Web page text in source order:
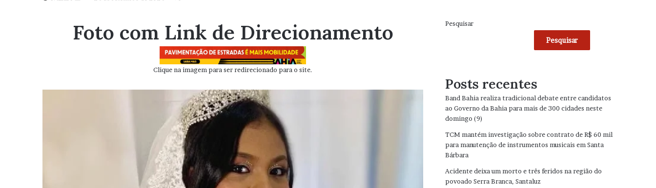
mail
Foto com Link de Direcionamento
Clique na imagem para ser redirecionado para o site.
Pesquisar
Pesquisar
Posts recentes
Band Bahia realiza tradicional debate entre candidatos
ao Governo da Bahia para mais de 300 cidades neste
domingo (9)
TCM mantém investigação sobre contrato de R$ 60 mil
para manutenção de instrumentos musicais em Santa
Bárbara
Acidente deixa um morto e três feridos na região do
povoado Serra Branca, Santaluz